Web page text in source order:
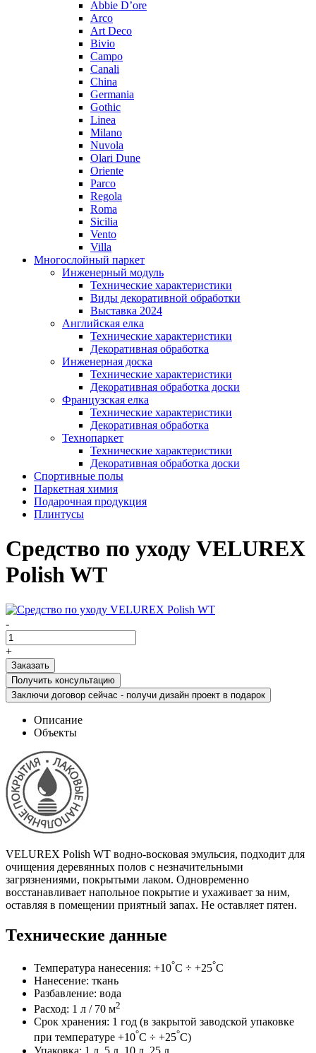
Abbie D’ore
Arco
Art Deco
Bivio
Campo
Canali
China
Germania
Gothic
Linea
Milano
Nuvola
Olari Dune
Oriente
Parco
Regola
Roma
Sicilia
Vento
Villa
Многослойный паркет
Инженерный модуль
Технические характеристики
Виды декоративной обработки
Выставка 2024
Английская елка
Технические характеристики
Декоративная обработка
Инженерная доска
Технические характеристики
Декоративная обработка доски
Французская елка
Технические характеристики
Декоративная обработка
Технопаркет
Технические характеристики
Декоративная обработка доски
Спортивные полы
Паркетная химия
Подарочная продукция
Плинтусы
Средство по уходу VELUREX
Polish WT
-
+
Получить консультацию
Заключи договор сейчас - получи дизайн проект в подарок
Описание
Объекты
VELUREX Polish WT водно-восковая эмульсия, подходит для
очищения деревянных полов с незначительными
загрязнениями, покрытыми лаком. Одновременно
восстанавливает напольное покрытие и ухаживает за ним,
оставляя в помещении приятный запах. Не оставляет пятен.
Технические данные
Температура нанесения: +10°C ÷ +25°C
Нанесение: ткань
Разбавление: вода
Расход: 1 л / 70 м2
Срок хранения: 1 год (в закрытой заводской упаковке
при температуре +10°C ÷ +25°C)
Упаковка: 1 л, 5 л, 10 л, 25 л